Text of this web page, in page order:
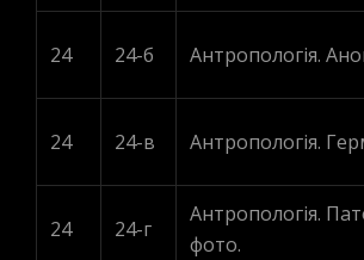
24 24-б Антропологія.
24 24-в Антропологія.
24 24-г
Антропологія.
фото.